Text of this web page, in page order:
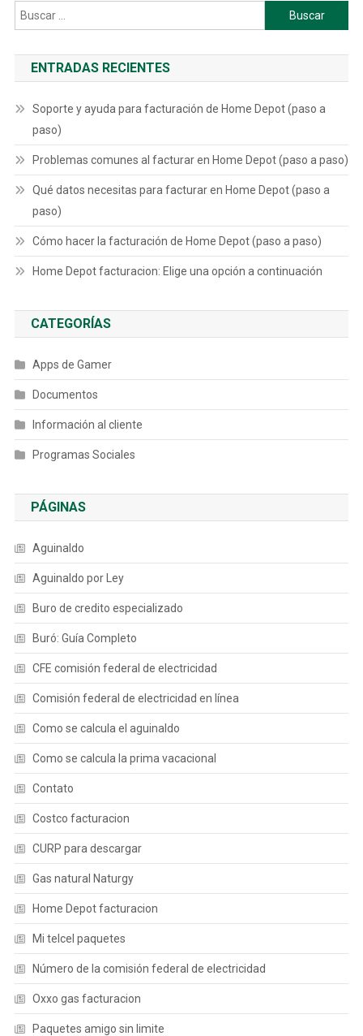
Buscar:
ENTRADAS RECIENTES
Soporte y ayuda para facturación de Home Depot (paso a
paso)
Problemas comunes al facturar en Home Depot (paso a paso)
Qué datos necesitas para facturar en Home Depot (paso a
paso)
Cómo hacer la facturación de Home Depot (paso a paso)
Home Depot facturacion: Elige una opción a continuación
CATEGORÍAS
Apps de Gamer
Documentos
Información al cliente
Programas Sociales
PÁGINAS
Aguinaldo
Aguinaldo por Ley
Buro de credito especializado
Buró: Guía Completo
CFE comisión federal de electricidad
Comisión federal de electricidad en línea
Como se calcula el aguinaldo
Como se calcula la prima vacacional
Contato
Costco facturacion
CURP para descargar
Gas natural Naturgy
Home Depot facturacion
Mi telcel paquetes
Número de la comisión federal de electricidad
Oxxo gas facturacion
Paquetes amigo sin limite